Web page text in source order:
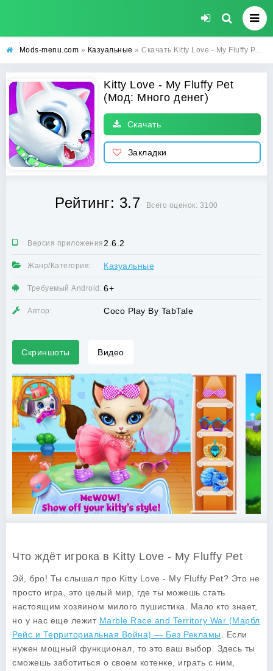
Mods-menu.com » Казуальные » Скачать Kitty Love - My Fluffy Pet Взлом (Много денег) на Андроид бесплатно
Kitty Love - My Fluffy Pet
(Мод: Много денег)
Скачать
Закладки
Рейтинг: 3.7 Всего оценок: 3100
Версия приложения:2.6.2
Жанр/Категория: Казуальные
Требуемый Android: 6+
Автор: Coco Play By TabTale
Скриншоты Видео
Что ждёт игрока в Kitty Love - My Fluffy Pet
Эй, бро! Ты слышал про Kitty Love - My Fluffy Pet? Это не
просто игра, это целый мир, где ты можешь стать
настоящим хозяином милого пушистика. Мало кто знает,
но у нас еще лежит Marble Race and Territory War (Марбл
Рейс и Территориальная Война) — Без Рекламы . Если
нужен мощный функционал, то это ваш выбор. Здесь ты
сможешь заботиться о своем котенке, играть с ним,